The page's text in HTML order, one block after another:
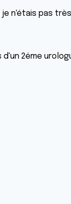
n'étais pas
2éme